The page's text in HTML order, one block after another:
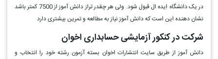
در یک دانشگاه ایده ال قبول شود. ولی هر چقدر تراز دانش آموز از 7500 کمتر باشد
نشان دهنده این است که دانش آموز نیاز به مطالعه و تمرین بیشتری دارد
شرکت در کنکور آزمایشی حسابداری اخوان
دانش آموز از طریق سایت انتشارات اخوان بسته آزمون رشته خود را انتخاب و